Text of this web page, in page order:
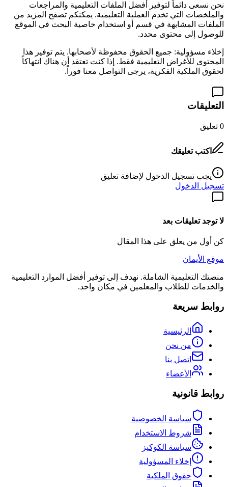
نحن نسعى دائماً لتوفير أفضل الملفات التعليمية والمراجعات
والملخصات التي تخدم العملية التعليمية. يمكنكم تصفح المزيد من
الملفات المشابهة في قسم
أو استخدام خاصية البحث في الموقع
للوصول إلى محتوى محدد.
إخلاء مسؤولية: جميع الحقوق محفوظة لأصحابها. يتم توفير هذا
المحتوى للأغراض التعليمية فقط. إذا كنت تعتقد أن هناك انتهاكاً
لحقوق الملكية الفكرية، يرجى التواصل معنا فوراً.
التعليقات
0 تعليق
اكتب تعليقك
يجب تسجيل الدخول لإضافة تعليق
تسجيل الدخول
لا توجد تعليقات بعد
كن أول من يعلق على هذا المقال
موقع الأيمان
منصتك التعليمية الشاملة. نهدف إلى توفير أفضل الموارد التعليمية
والخدمات للطلاب والمعلمين في مكان واحد.
روابط سريعة
الرئيسية
من نحن
اتصل بنا
الأعضاء
روابط قانونية
سياسة الخصوصية
شروط الاستخدام
سياسة الكوكيز
إخلاء المسؤولية
حقوق الملكية